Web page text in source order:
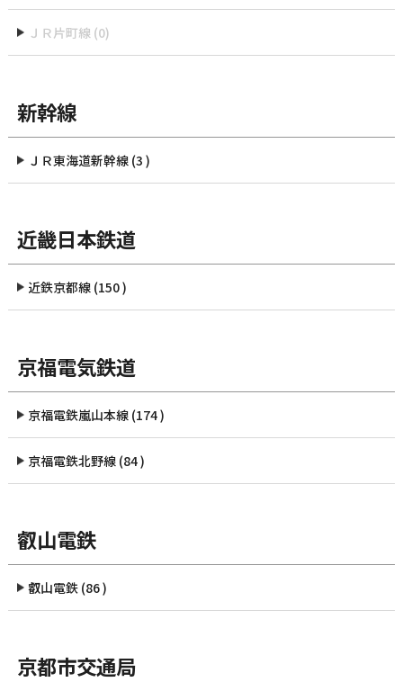
ＪＲ片町線 (0)
新幹線
ＪＲ東海道新幹線 (3 )
近畿日本鉄道
近鉄京都線 (150 )
京福電気鉄道
京福電鉄嵐山本線 (174 )
京福電鉄北野線 (84 )
叡山電鉄
叡山電鉄 (86 )
京都市交通局